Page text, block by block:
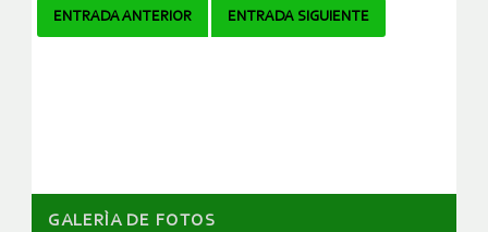
Navegador
ENTRADA ANTERIOR ENTRADA SIGUIENTE
GALERÌA DE FOTOS